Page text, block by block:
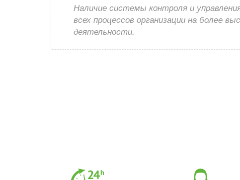
Наличие системы контроля и
всех процессов организации на более
деятельности.